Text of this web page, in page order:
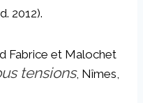
2012).
Fabrice et Malochet
tensions, Nîmes,